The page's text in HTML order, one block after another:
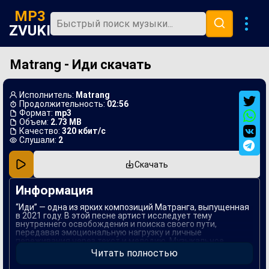
MP3
ZVUKI
Главная
Популярная
В машину
Музыка 80х
Ремиксы
Matrang - Иди скачать
Исполнитель: Matrang
Продолжительность: 02:56
Формат: mp3
Объем: 2.73 MB
Качество: 320 кбит/с
Слушали: 2
Скачать
Информация
“Иди” — одна из ярких композиций Матранга, выпущенная
в 2021 году. В этой песне артист исследует тему
внутреннего освобождения и поиска своего пути,
передавая эмоциональную нагрузку и личные
переживания через текст и мелодию. Музыкальное
оформление трека сочетает в себе элементы поп и хип-
хопа, что делает его запоминающимся и многогранным.
Читать полностью